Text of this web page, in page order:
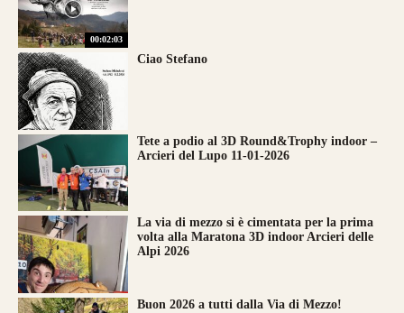
00:02:03
Ciao Stefano
Tete a podio al 3D Round&Trophy indoor –
Arcieri del Lupo 11-01-2026
La via di mezzo si è cimentata per la prima
volta alla Maratona 3D indoor Arcieri delle
Alpi 2026
Buon 2026 a tutti dalla Via di Mezzo!